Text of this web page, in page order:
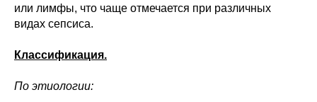
или лимфы, что чаще отмечается при различных
видах сепсиса.
Классификация.
По этиологии: